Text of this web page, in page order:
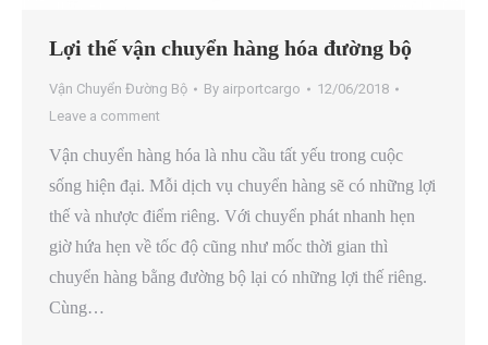
Lợi thế vận chuyển hàng hóa đường bộ
Vận Chuyển Đường Bộ By airportcargo
12/06/2018
Leave a comment
Vận chuyển hàng hóa là nhu cầu tất yếu trong cuộc
sống hiện đại. Mỗi dịch vụ chuyển hàng sẽ có những lợi
thế và nhược điểm riêng. Với chuyển phát nhanh hẹn
giờ hứa hẹn về tốc độ cũng như mốc thời gian thì
chuyển hàng bằng đường bộ lại có những lợi thế riêng.
Cùng…